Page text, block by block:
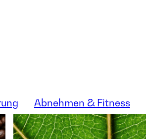
Abnehmen & Fitness